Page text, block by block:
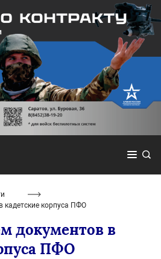
кадетские корпуса ПФО
документов в
ПФО